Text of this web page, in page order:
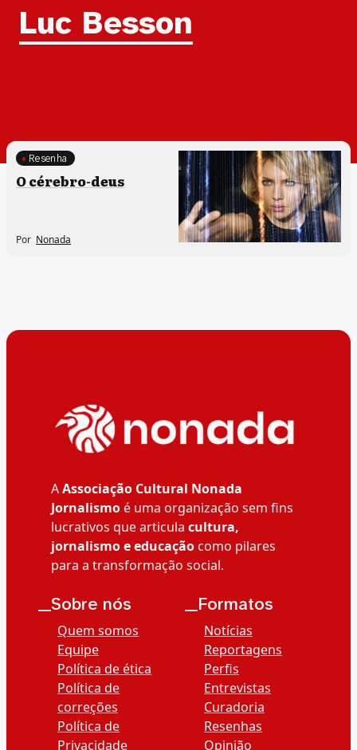
Tag:
Luc Besson
Resenha
O cérebro-deus
Por Nonada
AAssociação Cultural Nonada
Jornalismoé uma organização sem fins
lucrativos que articula cultura,
jornalismo e educaçãocomo pilares
para a transformação social.
__Sobre nós
Quem somos
Equipe
Política de ética
Política de
correções
Política de
Privacidade
__Formatos
Notícias
Reportagens
Perfis
Entrevistas
Curadoria
Resenhas
Opinião